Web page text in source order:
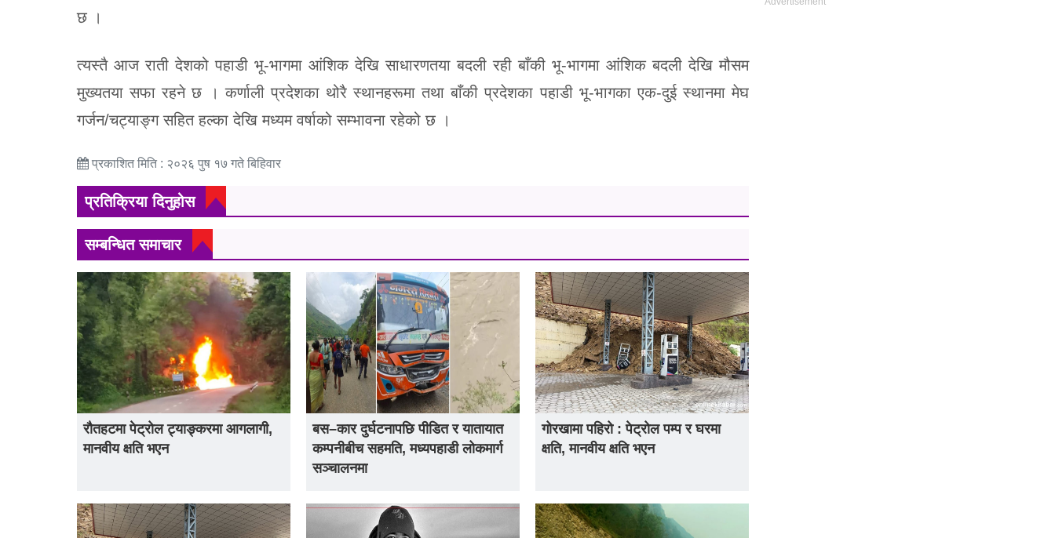
छ ।
त्यस्तै आज राती देशको पहाडी भू-भागमा आंशिक देखि साधारणतया बदली रही बाँकी भू-भागमा आंशिक बदली देखि मौसम
मुख्यतया सफा रहने छ । कर्णाली प्रदेशका थोरै स्थानहरूमा तथा बाँकी प्रदेशका पहाडी भू-भागका एक-दुई स्थानमा मेघ
गर्जन/चट्याङ्ग सहित हल्का देखि मध्यम वर्षाको सम्भावना रहेको छ ।
प्रकाशित मिति : २०२६ पुष १७ गते बिहिवार
प्रतिक्रिया दिनुहोस
सम्बन्धित समाचार
रौतहटमा पेट्रोल ट्याङ्करमा आगलागी,
मानवीय क्षति भएन
बस–कार दुर्घटनापछि पीडित र यातायात
कम्पनीबीच सहमति, मध्यपहाडी लोकमार्ग
सञ्चालनमा
गोरखामा पहिरो : पेट्रोल पम्प र घरमा
क्षति, मानवीय क्षति भएन